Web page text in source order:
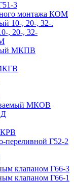
3
монтажа КОМ
10-, 20-, 32-.
, 20-, 32-
МКПВ
МКОВ
переливной Г52-2
клапаном Г66-3
клапаном Г66-1